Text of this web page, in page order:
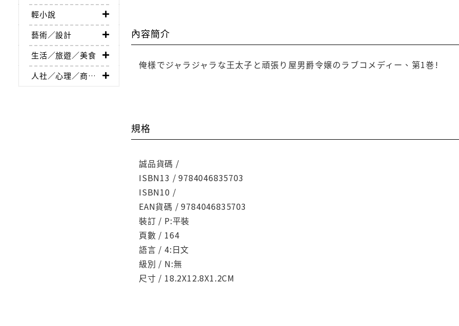
輕小說
藝術／設計
生活／旅遊／美食
人社／心理／商業／其他
內容簡介
俺様でジャラジャラな王太子と頑張り屋男爵令嬢のラブコメディー、第1巻!
規格
誠品貨碼 /
ISBN13 / 9784046835703
ISBN10 /
EAN貨碼 / 9784046835703
裝訂 / P:平裝
頁數 / 164
語言 / 4:日文
級別 / N:無
尺寸 / 18.2X12.8X1.2CM